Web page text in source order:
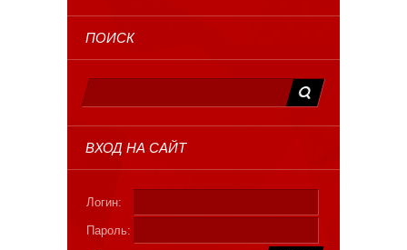
ПОИСК
ВХОД НА САЙТ
Логин:
Пароль: